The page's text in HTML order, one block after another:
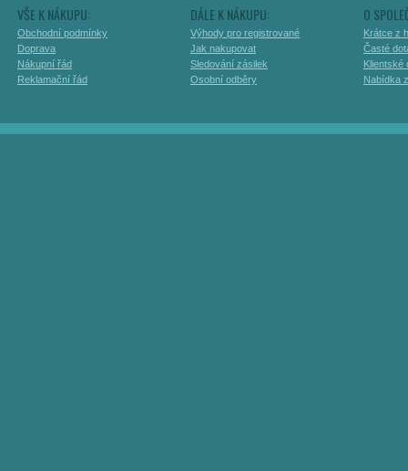
VŠE K NÁKUPU:
Obchodní podmínky
Doprava
Nákupní řád
Reklamační řád
DÁLE K NÁKUPU:
Výhody pro registrované
Jak nakupovat
Sledování zásilek
Osobní odběry
O
Krátce z
Časté
Klientské
Nabídka